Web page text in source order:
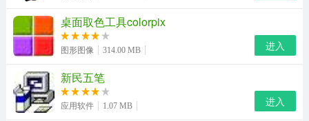
桌面取色工具colorpix
图形图像 314.00 MB 进入
新民五笔
应用软件 1.07 MB 进入